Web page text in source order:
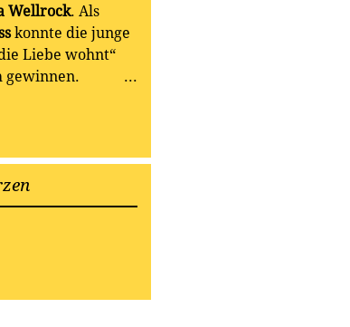
Wellrock. Als
konnte die junge
Liebe wohnt“
gewinnen.